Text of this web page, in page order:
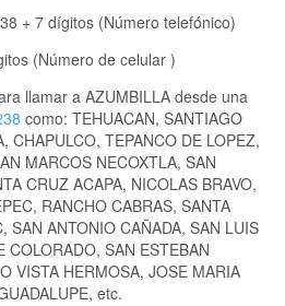
+ 7 dígitos (Número telefónico)
(Número de celular )
llamar a AZUMBILLA desde una
como: TEHUACAN, SANTIAGO
CHAPULCO, TEPANCO DE LOPEZ,
MARCOS NECOXTLA, SAN
CRUZ ACAPA, NICOLAS BRAVO,
RANCHO CABRAS, SANTA
SAN ANTONIO CAÑADA, SAN LUIS
COLORADO, SAN ESTEBAN
VISTA HERMOSA, JOSE MARIA
etc.